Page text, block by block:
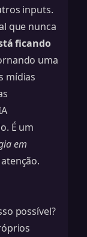
inputs.
que nunca
ficando
uma
mídias
É um
em
possível?